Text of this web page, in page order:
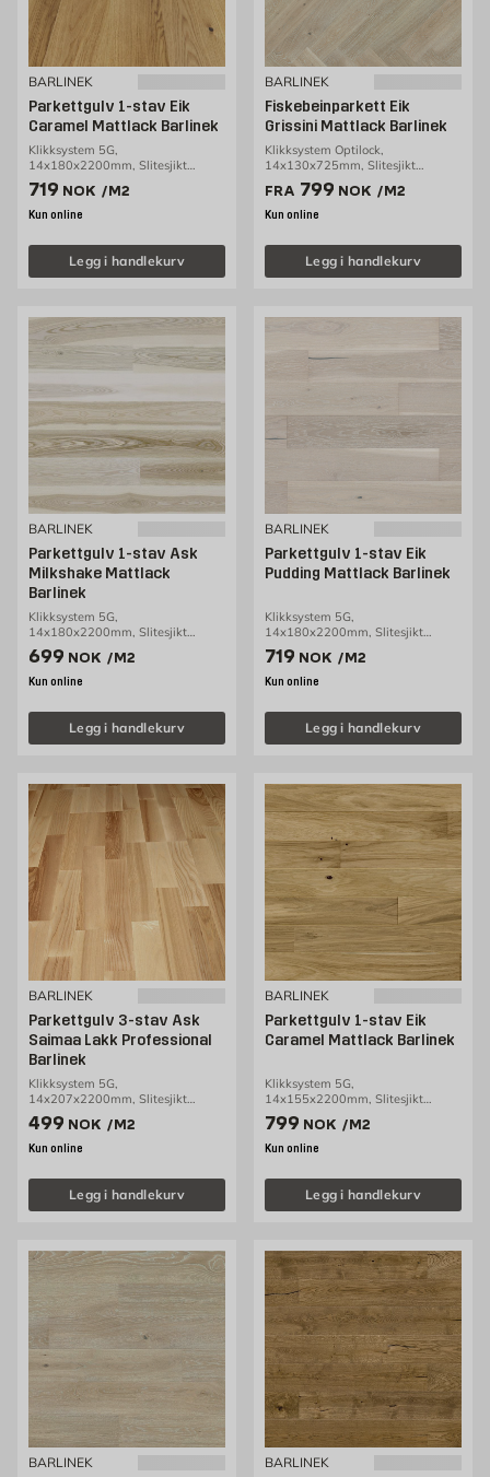
BARLINEK
Parkettgulv 1-stav Eik
Caramel Mattlack Barlinek
Klikksystem 5G,
14x180x2200mm, Slitesjikt
2,5mm, 2,77m2/pakke
Pris 719 NOK /m2
719 NOK /M2
Kun online
Legg i handlekurv
BARLINEK
Fiskebeinparkett Eik
Grissini Mattlack Barlinek
Klikksystem Optilock,
14x130x725mm, Slitesjikt
2,5mm, 0,65m2/pakke
FRA Pris 799 NOK /m2
799 NOK /M2
Kun online
Legg i handlekurv
BARLINEK
Parkettgulv 1-stav Ask
Milkshake Mattlack
Barlinek
Klikksystem 5G,
14x180x2200mm, Slitesjikt
2,5mm, 2,77m2/pakke
Pris 699 NOK /m2
699 NOK /M2
Kun online
Legg i handlekurv
BARLINEK
Parkettgulv 1-stav Eik
Pudding Mattlack Barlinek
Klikksystem 5G,
14x180x2200mm, Slitesjikt
2,5mm, 2,77m2/pakke
Pris 719 NOK /m2
719 NOK /M2
Kun online
Legg i handlekurv
BARLINEK
Parkettgulv 3-stav Ask
Saimaa Lakk Professional
Barlinek
Klikksystem 5G,
14x207x2200mm, Slitesjikt
3,2mm, 3,18m2/pakke
Pris 499 NOK /m2
499 NOK /M2
Kun online
Legg i handlekurv
BARLINEK
Parkettgulv 1-stav Eik
Caramel Mattlack Barlinek
Klikksystem 5G,
14x155x2200mm, Slitesjikt
2,5mm, 2,38m2/pakke
Pris 799 NOK /m2
799 NOK /M2
Kun online
Legg i handlekurv
BARLINEK BARLINEK